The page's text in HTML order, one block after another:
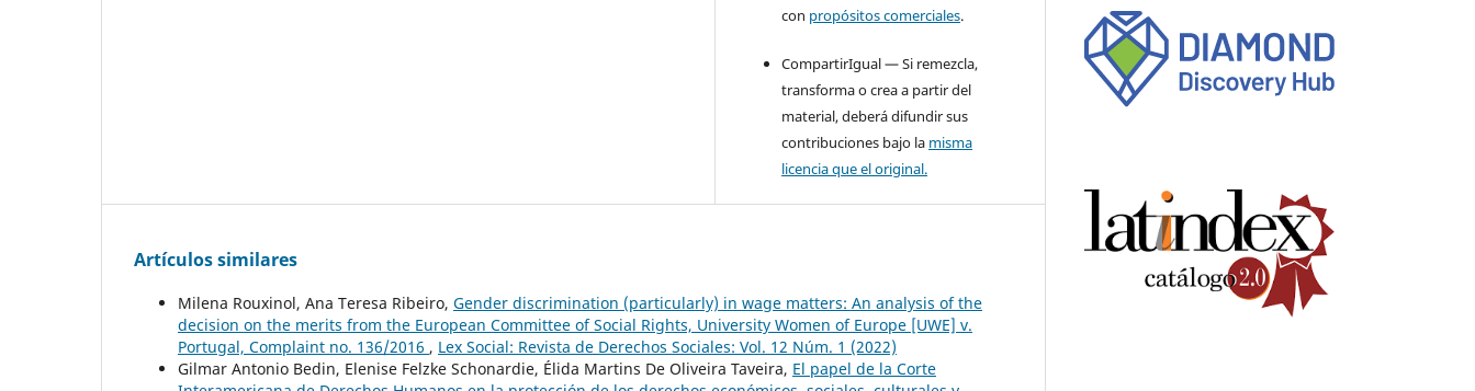
con propósitos comerciales.
CompartirIgual — Si remezcla,
transforma o crea a partir del
material, deberá difundir sus
contribuciones bajo la misma
licencia que el original.
Artículos similares
Milena Rouxinol, Ana Teresa Ribeiro, Gender discrimination (particularly) in wage matters: An analysis of the
decision on the merits from the European Committee of Social Rights, University Women of Europe [UWE] v.
Portugal, Complaint no. 136/2016 , Lex Social: Revista de Derechos Sociales: Vol. 12 Núm. 1 (2022)
Gilmar Antonio Bedin, Elenise Felzke Schonardie, Élida Martins De Oliveira Taveira, El papel de la Corte